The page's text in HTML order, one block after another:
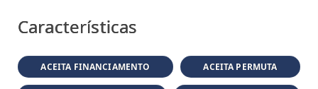
Características
ACEITA FINANCIAMENTO ACEITA PERMUTA